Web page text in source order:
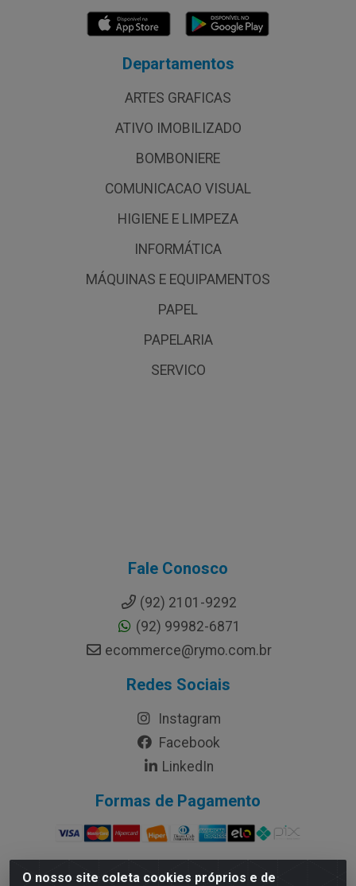
O nosso site coleta cookies próprios e de
Departamentos
ARTES GRAFICAS
ATIVO IMOBILIZADO
BOMBONIERE
COMUNICACAO VISUAL
HIGIENE E LIMPEZA
INFORMÁTICA
MÁQUINAS E EQUIPAMENTOS
PAPEL
PAPELARIA
SERVICO
Fale Conosco
(92) 2101-9292
(92) 99982-6871
ecommerce@rymo.com.br
Redes Sociais
Instagram
Facebook
LinkedIn
Formas de Pagamento